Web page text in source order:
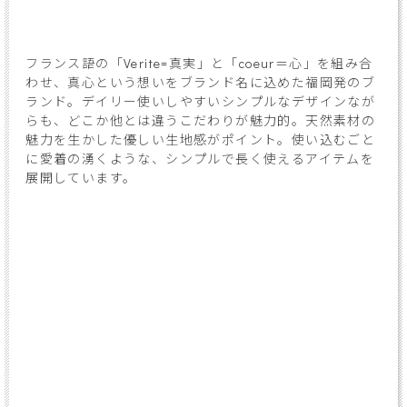
フランス語の「Verite=真実」と「coeur＝心」を組み合
わせ、真心という想いをブランド名に込めた福岡発のブ
ランド。デイリー使いしやすいシンプルなデザインなが
らも、どこか他とは違うこだわりが魅力的。天然素材の
魅力を生かした優しい生地感がポイント。使い込むごと
に愛着の湧くような、シンプルで長く使えるアイテムを
展開しています。